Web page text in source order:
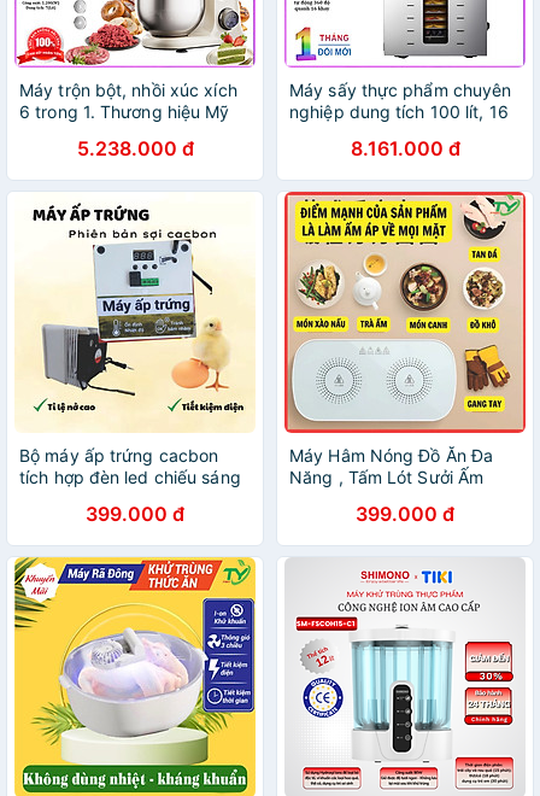
Máy trộn bột, nhồi xúc xích
6 trong 1. Thương hiệu Mỹ
BM606EG. HÀNG CHÍNH
HÃNG
5.238.000 đ
Máy sấy thực phẩm chuyên
nghiệp dung tích 100 lít, 16
cấp Septree ST-02 - HÀNG
NHẬP KHẨU
8.161.000 đ
Bộ máy ấp trứng cacbon
tích hợp đèn led chiếu sáng
ngỗng hàng nhập khẩu
399.000 đ
Máy Hâm Nóng Đồ Ăn Đa
Năng , Tấm Lót Sưởi Ấm
Dụng, An Toàn Cho Gia Đình
Hàng Nhập Khẩu
399.000 đ